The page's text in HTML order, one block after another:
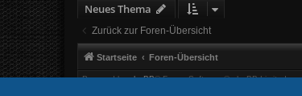
Neues Thema
Zurück zur Foren-Übersicht
Startseite Foren-Übersicht
Powered byphpBB® Forum Software © phpBB Limited